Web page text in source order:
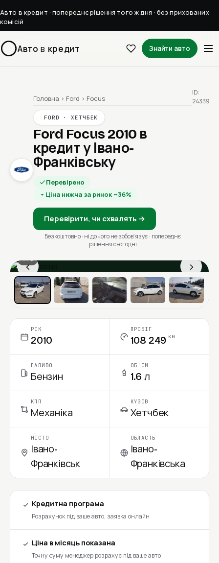
Авто в кредит · попереднє рішення того ж дня · без прихованих
комісій
Авто в кредит Знайти авто
Головна › Ford › Focus
FORD · ХЕТЧБЕК
Ford Focus 2010 в
кредит у Івано-
Франківську
Перевірено
Ціна нижча за ринок ~36%
Перевірити, чи схвалять →
Безкоштовно · ні до чого не зобовʼязує · попереднє
рішення сьогодні
ID:
24339
‹ ›
1 / 6
Ціна в місяць
РІК
2010
ПРОБІГ
108 249 км
ПАЛИВО
Бензин
ОБ'ЄМ
1.6 л
КПП
Механіка
КУЗОВ
Хетчбек
МІСТО
Івано-
Франківськ
ОБЛАСТЬ
Івано-
Франківська
Кредитна програма
Розрахунок під ваше авто, заявка онлайн
Ціна в місяць показана
Точну суму менеджер розрахує під ваше авто